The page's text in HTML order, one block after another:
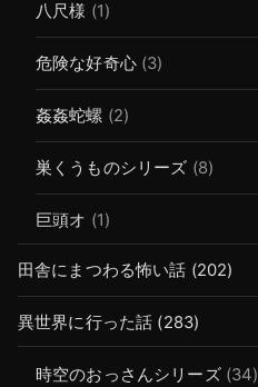
八尺様 (1)
危険な好奇心(3)
姦姦蛇螺 (2)
巣くうものシリーズ (8)
巨頭オ (1)
田舎にまつわる怖い話 (202)
異世界に行った話 (283)
時空のおっさんシリーズ(34)